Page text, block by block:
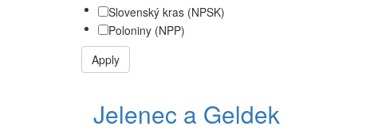
Slovenský kras (NPSK)
Poloniny (NPP)
Apply
Jelenec a Geldek